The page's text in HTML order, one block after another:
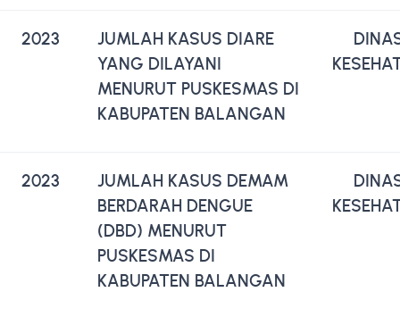
2023
JUMLAH KASUS DIARE
YANG DILAYANI
MENURUT PUSKESMAS DI
KABUPATEN BALANGAN
2023
JUMLAH KASUS DEMAM
BERDARAH DENGUE
(DBD) MENURUT
PUSKESMAS DI
KABUPATEN BALANGAN